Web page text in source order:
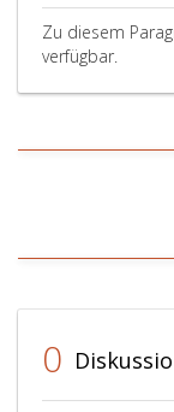
Zu diesem
verfügbar.
0